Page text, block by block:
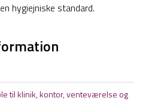
hygiejniske standard.
til klinik, kontor, venteværelse og